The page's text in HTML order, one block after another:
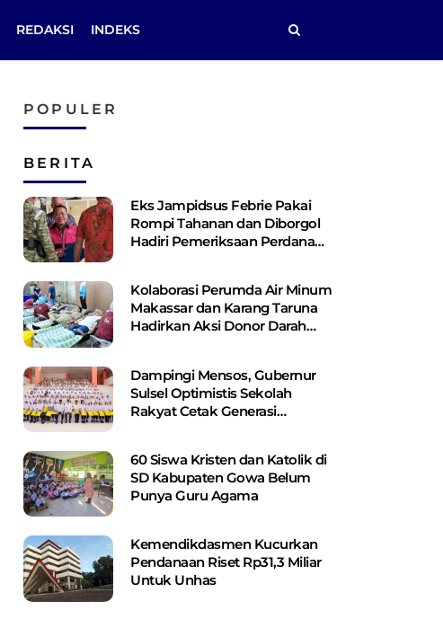
REDAKSI INDEKS
POPULER
BERITA
Eks Jampidsus Febrie Pakai
Rompi Tahanan dan Diborgol
Hadiri Pemeriksaan Perdana
Kolaborasi Perumda Air Minum
Makassar dan Karang Taruna
Hadirkan Aksi Donor Darah
Dampingi Mensos, Gubernur
Sulsel Optimistis Sekolah
Rakyat Cetak Generasi
60 Siswa Kristen dan Katolik di
SD Kabupaten Gowa Belum
Punya Guru Agama
Kemendikdasmen Kucurkan
Pendanaan Riset Rp31,3 Miliar
Untuk Unhas